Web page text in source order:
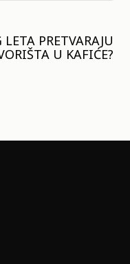
PRETVARAJU
U KAFIĆE?